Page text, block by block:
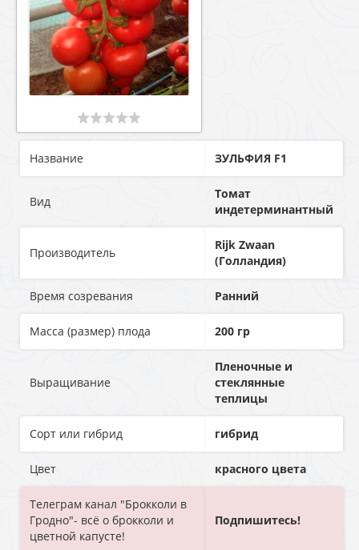
Название ЗУЛЬФИЯ F1
Вид
Томат
индетерминантный
Производитель
Rijk Zwaan
(Голландия)
Время созревания Ранний
Масса (размер) плода 200 гр
Выращивание
Пленочные и
стеклянные
теплицы
Сорт или гибрид гибрид
Цвет красного цвета
Телеграм канал "Брокколи в
Гродно"- всё о брокколи и
цветной капусте!
Подпишитесь!